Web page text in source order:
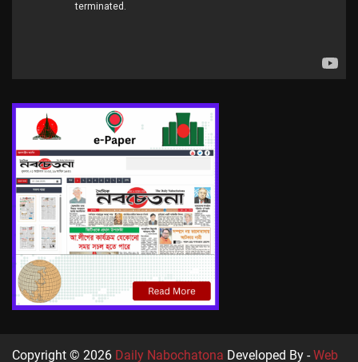
Copyright © 2026 Daily Nabochatona Developed By -Web